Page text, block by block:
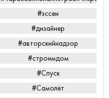
#эссен
#дизайнер
#авторскийнадзор
#строимдом
#Спуск
#Самолёт